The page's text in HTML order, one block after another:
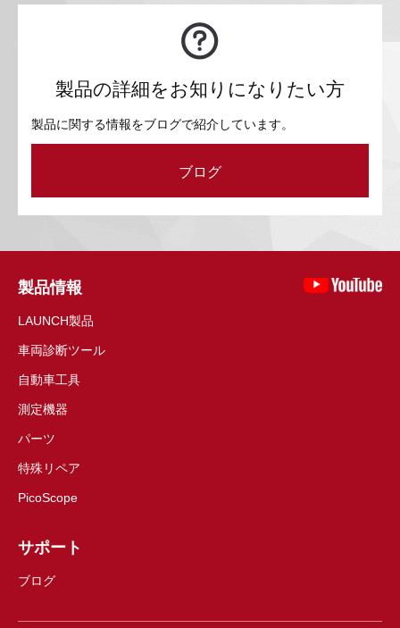
製品の詳細をお知りになりたい方
製品に関する情報をブログで紹介しています。
ブログ
製品情報
LAUNCH製品
車両診断ツール
自動車工具
測定機器
パーツ
特殊リペア
PicoScope
サポート
ブログ